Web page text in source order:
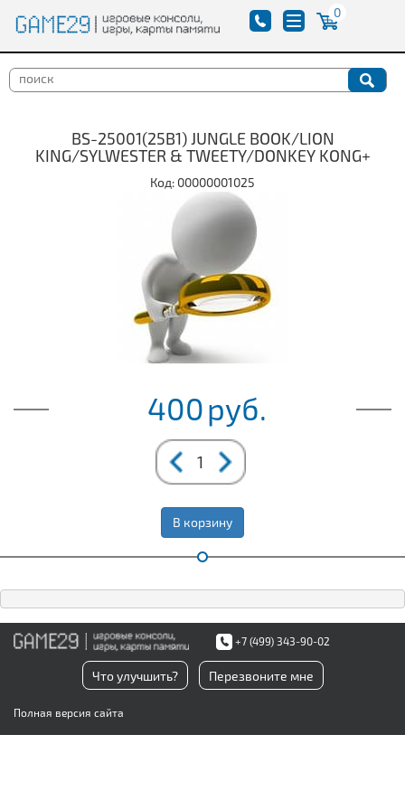
0
BS-25001(25В1) JUNGLE BOOK/LION
KING/SYLWESTER & TWEETY/DONKEY KONG+
Код: 00000001025
400руб.
В корзину
+7 (499) 343-90-02
Что улучшить? Перезвоните мне
Полная версия сайта